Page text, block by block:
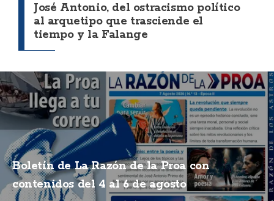
José Antonio, del ostracismo político
al arquetipo que trasciende el
tiempo y la Falange
Boletín de La Razón de la Proa con
contenidos del 4 al 6 de agosto